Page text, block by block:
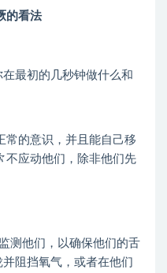
的看法
最初的几秒钟做什么和
常的意识，并且能自己移
不应动他们，除非他们先
测他们，以确保他们的舌
阻挡氧气，或者在他们